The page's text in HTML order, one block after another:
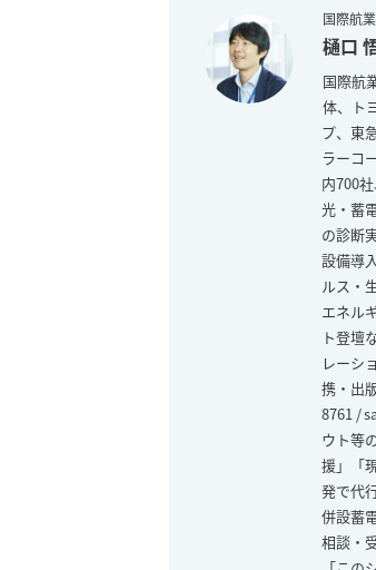
国際航
樋口
国際航
体、ト
プ、東
ラーコ
内700
光・蓄
の診断
設備導
ルス・
エネル
ト登壇
レーシ
携・出
8761 /
ウト等
援」「
発で代
併設蓄
相談・